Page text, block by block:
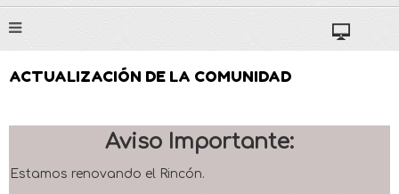
ACTUALIZACIÓN DE LA COMUNIDAD
Aviso Importante:
Estamos renovando el Rincón.